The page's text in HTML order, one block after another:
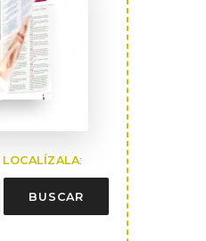
LOCALÍZALA:
BUSCAR